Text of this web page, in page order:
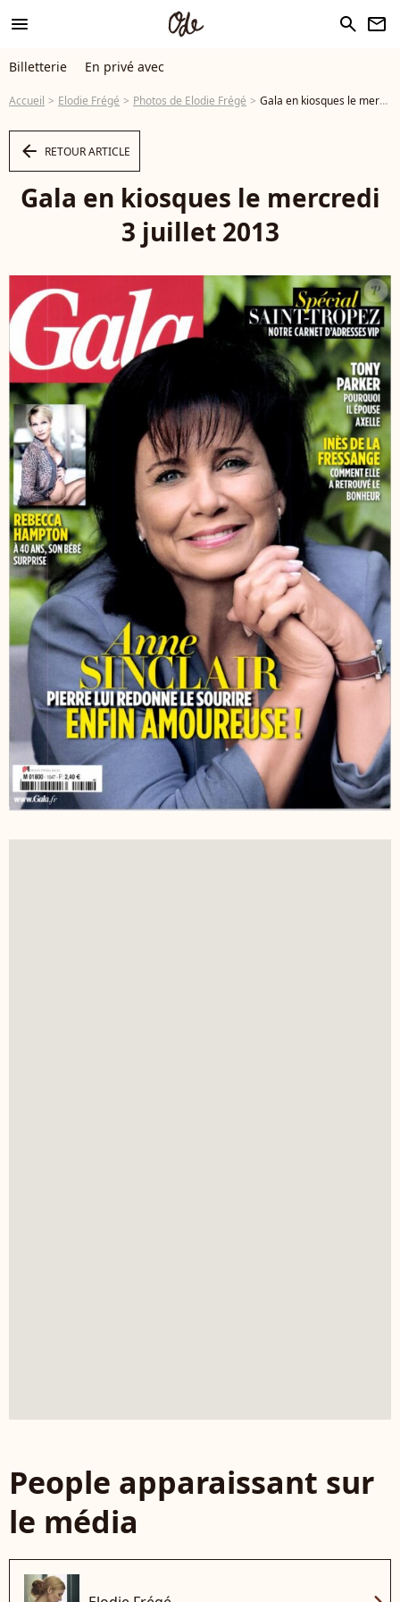
menu search newsletter
Billetterie En privé avec
Accueil Elodie Frégé Photos de Elodie Frégé Gala en kiosques le mercredi 3 juillet 2013 - Photo
arrow_left RETOUR ARTICLE
Gala en kiosques le mercredi
3 juillet 2013
People apparaissant sur
le média